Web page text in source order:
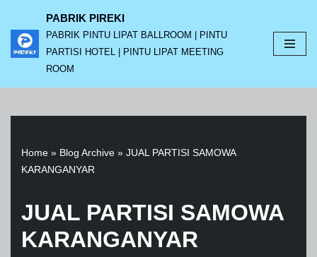
Lompat
ke
PABRIK PIREKI
PABRIK PINTU LIPAT BALLROOM | PINTU
PARTISI HOTEL | PINTU LIPAT MEETING
ROOM
Home » Blog Archive » JUAL PARTISI SAMOWA
KARANGANYAR
JUAL PARTISI SAMOWA
KARANGANYAR